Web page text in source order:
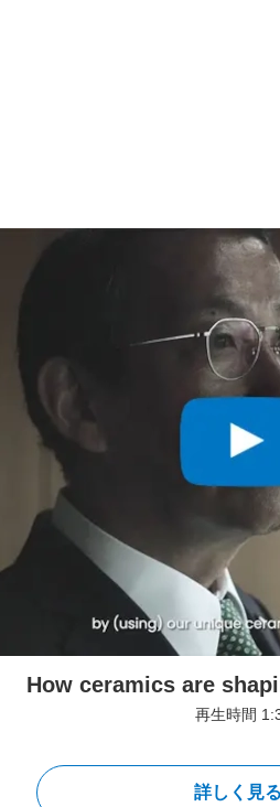
How ceramics are
再生時間
詳しく見る